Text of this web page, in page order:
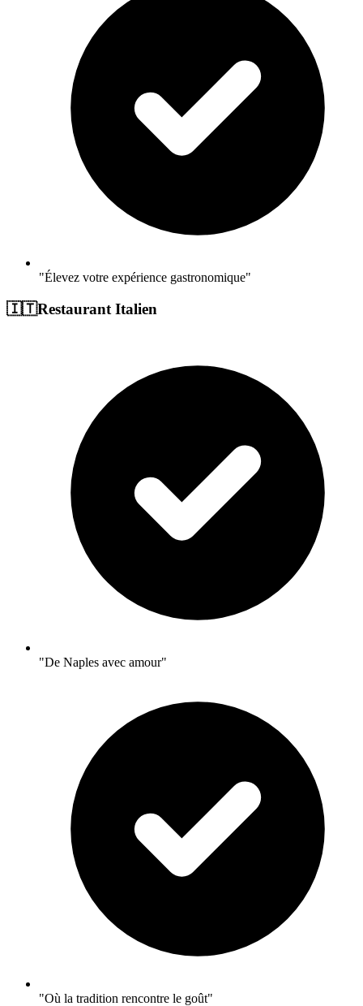
"Élevez votre expérience gastronomique"
🇮🇹Restaurant Italien
"De Naples avec amour"
"Où la tradition rencontre le goût"